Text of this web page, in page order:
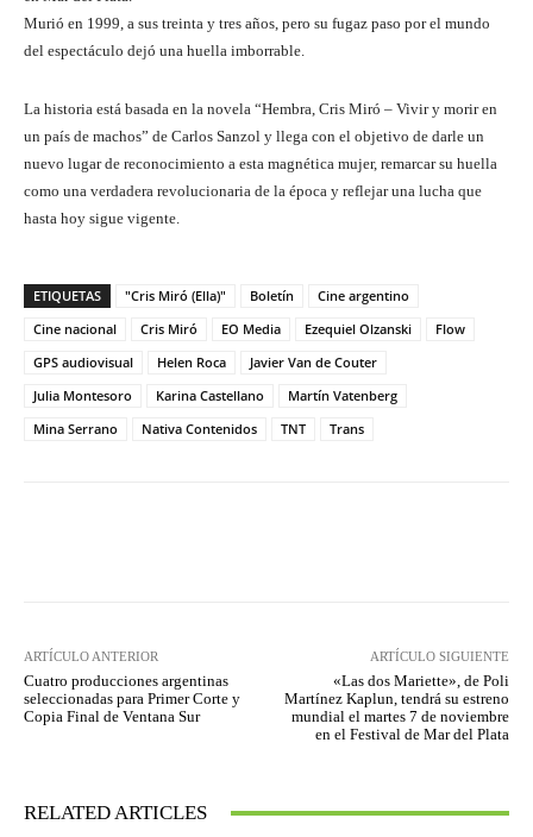
Murió en 1999, a sus treinta y tres años, pero su fugaz paso por el mundo
del espectáculo dejó una huella imborrable.
La historia está basada en la novela “Hembra, Cris Miró – Vivir y morir en
un país de machos” de Carlos Sanzol y llega con el objetivo de darle un
nuevo lugar de reconocimiento a esta magnética mujer, remarcar su huella
como una verdadera revolucionaria de la época y reflejar una lucha que
hasta hoy sigue vigente.
ETIQUETAS "Cris Miró (Ella)" Boletín
Cine argentino
Cine nacional
Cris Miró EO Media Ezequiel Olzanski
Flow
GPS audiovisual
Helen Roca
Javier Van de Couter
Julia Montesoro
Karina Castellano
Martín Vatenberg
Mina Serrano
Nativa Contenidos TNT Trans
ARTÍCULO ANTERIOR
Cuatro producciones argentinas
seleccionadas para Primer Corte y
Copia Final de Ventana Sur
ARTÍCULO SIGUIENTE
«Las dos Mariette», de Poli
Martínez Kaplun, tendrá su estreno
mundial el martes 7 de noviembre
en el Festival de Mar del Plata
RELATED ARTICLES